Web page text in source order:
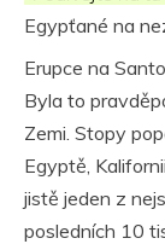
Egypťané na
Erupce na
Byla to
Zemi. Stopy
Egyptě,
jistě jeden z
posledních 10